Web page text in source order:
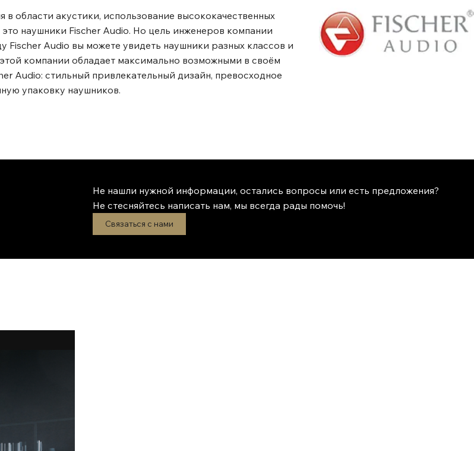
области акустики, использование высококачественных
наушники Fischer Audio. Но цель инженеров компании
Fischer Audio вы можете увидеть наушники разных классов и
компании обладает максимально возможными в своём
Audio: стильный привлекательный дизайн, превосходное
упаковку наушников.
Не нашли нужной информации, остались вопросы или есть предложения?
Не стесняйтесь написать нам, мы всегда рады помочь!
Связаться с нами